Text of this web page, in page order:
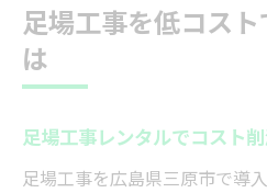
足場工事を低コス
は
足場工事レンタルでコスト
足場工事を広島県三原市で導